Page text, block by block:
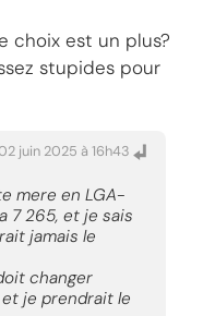
choix est un plus?
stupides pour
juin 2025 à 16h43
mere en LGA-
7 265, et je sais
jamais le
changer
je prendrait le